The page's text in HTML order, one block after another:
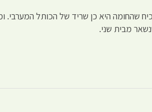
היא כן שריד של הכותל המערבי.
מבית שני.